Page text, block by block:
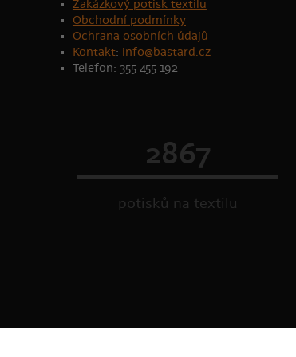
Zakázkový potisk textilu
Obchodní podmínky
Ochrana osobních údajů
Kontakt: info@bastard.cz
Telefon: 355 455 192
2867
potisků na textilu